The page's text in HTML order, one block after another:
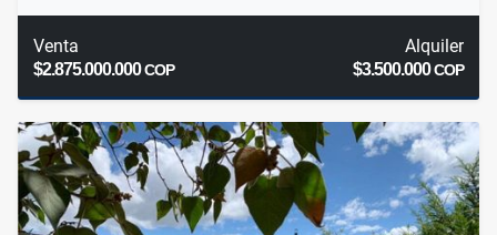
Venta
$2.875.000.000COP
Alquiler
$3.500.000COP